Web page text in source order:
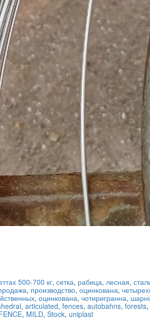
500-700 кг, сетка, рабица, лесная,
, производство, оцинкована,
, оцинкована, чотиригранна,
, articulated, fences, autobahns, forests,
, MILD, Stock, uniplast